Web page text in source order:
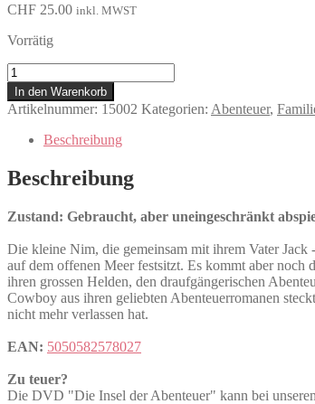
CHF 25.00 inkl. MWST
Vorrätig
Die
Insel
der
Abenteuer
Menge
In den Warenkorb
Artikelnummer: 15002 Kategorien: Abenteuer,
Beschreibung
Beschreibung
Zustand: Gebraucht, aber uneingeschränkt
Die kleine Nim, die gemeinsam mit ihrem Vater
auf dem offenen Meer festsitzt. Es kommt aber
ihren grossen Helden, den draufgängerischen
Cowboy aus ihren geliebten Abenteuerromanen
nicht mehr verlassen hat.
EAN: 5050582578027
Zu teuer?
Die DVD "Die Insel der Abenteuer" kann bei